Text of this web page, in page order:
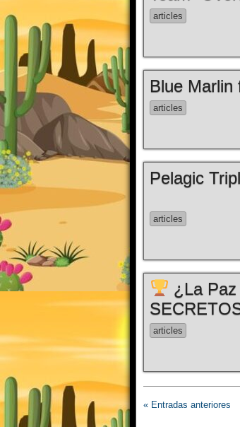
articles
Blue Marlin
articles
Pelagic
articles
¿La
articles
« Entradas anteriores